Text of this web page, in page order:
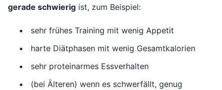
gerade schwierig ist, zum Beispiel:
sehr frühes Training mit wenig Appetit
harte Diätphasen mit wenig Gesamtkalorien
sehr proteinarmes Essverhalten
(bei Älteren) wenn es schwerfällt, genug